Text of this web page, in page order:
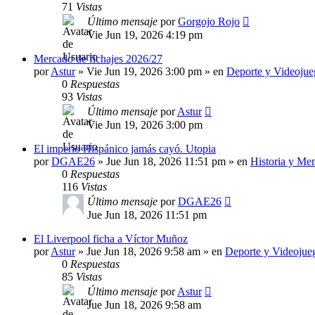
71 Vistas
Último mensaje porGorgojo Rojo
Vie Jun 19, 2026 4:19 pm
Mercado de fichajes 2026/27
porAstur» Vie Jun 19, 2026 3:00 pm » en Deporte y
0 Respuestas
93 Vistas
Último mensaje porAstur
Vie Jun 19, 2026 3:00 pm
El imperio Hispánico jamás cayó. Utopia
porDGAE26 » Jue Jun 18, 2026 11:51 pm » en Historia y
0 Respuestas
116 Vistas
Último mensaje porDGAE26
Jue Jun 18, 2026 11:51 pm
El Liverpool ficha a Víctor Muñoz
porAstur» Jue Jun 18, 2026 9:58 am » en Deporte y
0 Respuestas
85 Vistas
Último mensaje porAstur
Jue Jun 18, 2026 9:58 am